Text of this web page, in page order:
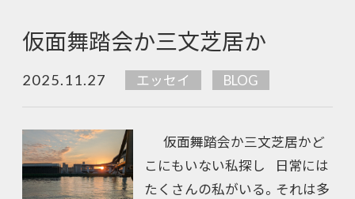
仮面舞踏会か三文芝居か
2025.11.27 エッセイ BLOG
仮面舞踏会か三文芝居かど
こにもいない私探し 日常には
たくさんの私がいる。それは多